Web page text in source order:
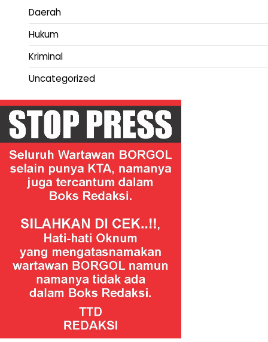
Daerah
Hukum
Kriminal
Uncategorized